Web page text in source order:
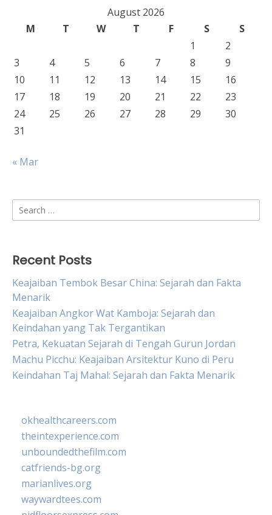
August 2026
M
T W T F S
S
1
2
3
4 5 6 7 8
9
10
11 12 13 14 15
16
17
18 19 20 21 22
23
24
25 26 27 28 29
30
31
« Mar
Search
for:
Recent Posts
Keajaiban Tembok Besar China: Sejarah dan Fakta
Menarik
Keajaiban Angkor Wat Kamboja: Sejarah dan
Keindahan yang Tak Tergantikan
Petra, Kekuatan Sejarah di Tengah Gurun Jordan
Machu Picchu: Keajaiban Arsitektur Kuno di Peru
Keindahan Taj Mahal: Sejarah dan Fakta Menarik
okhealthcareers.com
theintexperience.com
unboundedthefilm.com
catfriends-bg.org
marianlives.org
waywardtees.com